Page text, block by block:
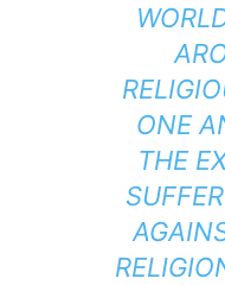
ONE
THE